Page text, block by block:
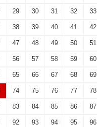
29 30 31 32 33
38 39 40 41 42
47 48 49 50 51
56 57 58 59 60
65 66 67 68 69
74 75 76 77 78
83 84 85 86 87
92 93 94 95 96